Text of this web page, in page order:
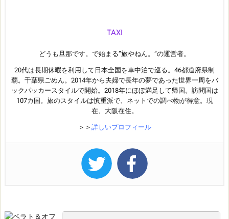
TAXI
どうも旦那です。で始まる”旅やねん。”の運営者。
20代は長期休暇を利用して日本全国を車中泊で巡る。46都道府県制
覇。千葉県ごめん。2014年から夫婦で長年の夢であった世界一周をバ
ックパッカースタイルで開始。2018年にほぼ満足して帰国。訪問国は
107カ国。旅のスタイルは慎重派で、ネットでの調べ物が得意。現
在、大阪在住。
＞＞ 詳しいプロフィール